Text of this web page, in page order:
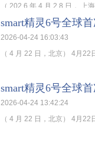
（ 202 6 年 4 月 2 8 日， 上
smart精灵6号全球
2026-04-24 16:03:43
（ 4 月 22 日，北京） 4月
smart精灵6号全球
2026-04-24 13:42:24
（ 4 月 22 日，北京） 4月